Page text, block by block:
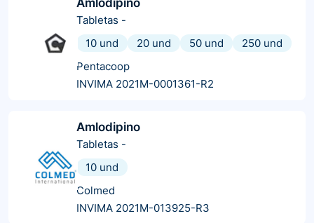
Tabletas -
10 und
20 und 50 und
250 und
Pentacoop
INVIMA 2021M-0001361-R2
Amlodipino
Tabletas -
10 und
Colmed
INVIMA 2021M-013925-R3